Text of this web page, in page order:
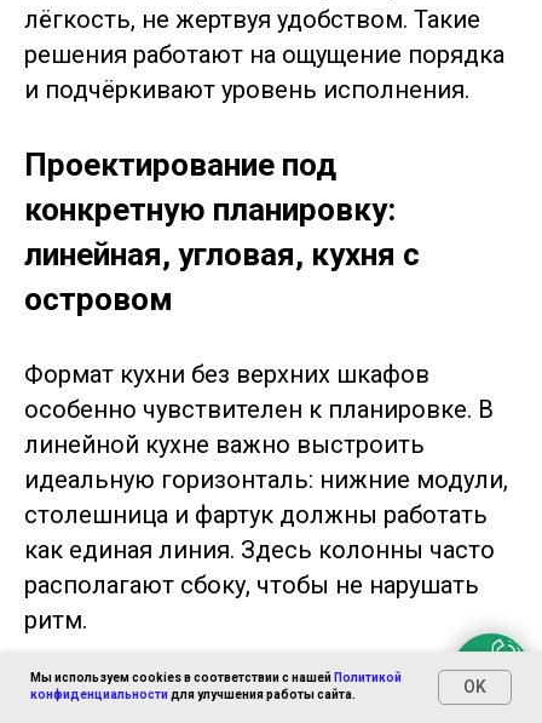
лёгкость, не жертвуя удобством. Такие
решения работают на ощущение порядка
и подчёркивают уровень исполнения.
Проектирование под
конкретную планировку:
линейная, угловая, кухня с
островом
Формат кухни без верхних шкафов
особенно чувствителен к планировке. В
линейной кухне важно выстроить
идеальную горизонталь: нижние модули,
столешница и фартук должны работать
как единая линия. Здесь колонны часто
располагают сбоку, чтобы не нарушать
ритм.
В угловых кухнях акцент смещается на
Мы используем cookies в соответствии с нашей Политикой
конфиденциальности для улучшения работы сайта. OK